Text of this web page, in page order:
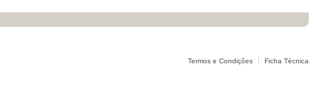
Termos e Condições Ficha Técnica